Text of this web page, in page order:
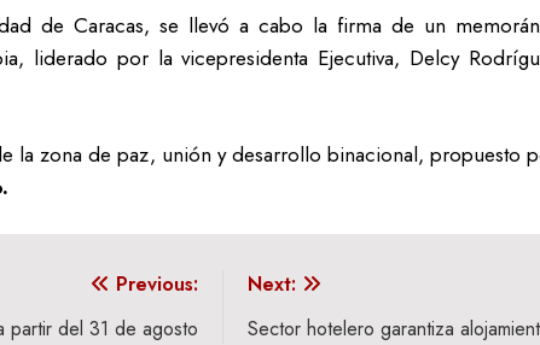
de Caracas, se llevó a cabo la firma de un
liderado por la vicepresidenta Ejecutiva, Delcy
la zona de paz, unión y desarrollo binacional, propuesto
Previous:
partir del 31 de agosto
Next:
Sector hotelero garantiza